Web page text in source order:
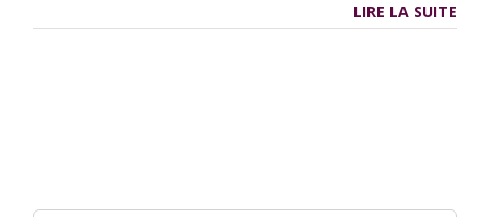
LIRE LA SUITE